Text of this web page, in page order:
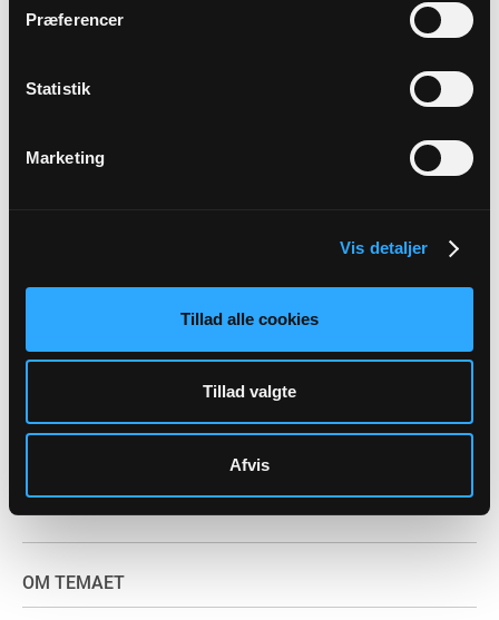
Præferencer
Statistik
Marketing
Vis detaljer
Tillad alle cookies
Tillad valgte
Afvis
SKADEANMELDELSESBLANKETTER
Blanket til anmeldelse af skader på folkekirkens
Find Skadesanmeldelsesblanketter
OM TEMAET